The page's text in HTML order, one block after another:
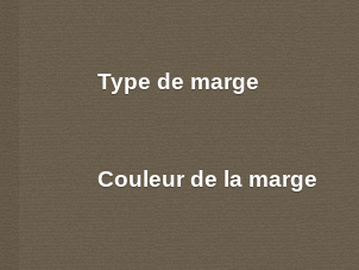
Type de marge
Couleur de la marge